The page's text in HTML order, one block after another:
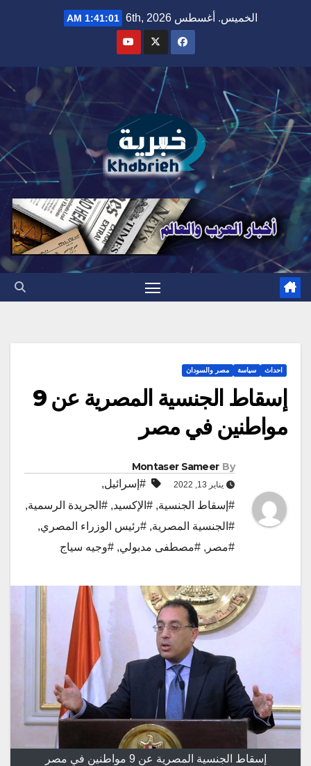
الخميس. أغسطس 6th, 2026 1:41:03 AM
احداث سياسة مصر والسودان
إسقاط الجنسية المصرية عن 9
مواطنين في مصر
By
Montaser Sameer
يناير 13, 2022 #إسرائيل,
#إسقاط الجنسية, #الإكسيد, #الجريدة الرسمية,
#الجنسية المصرية, #رئيس الوزراء المصري,
#مصر , #مصطفى مدبولي, #وجيه سياج
إسقاط الجنسية المصرية عن 9 مواطنين في مصر